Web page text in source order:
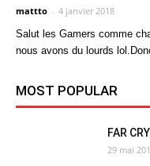
mattto - 4 janvier 2018
Salut les Gamers comme
nous avons du lourds
MOST POPULAR
FAR
29 mai